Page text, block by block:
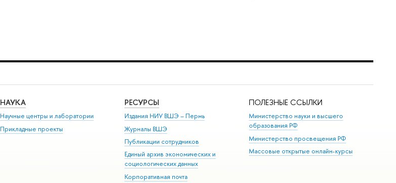
НАУКА
Научные центры и лаборатории
Прикладные проекты
РЕСУРСЫ
Издания НИУ ВШЭ ­– Пермь
Журналы ВШЭ
Публикации сотрудников
Единый архив экономических и
социологических данных
Корпоративная почта
ПОЛЕЗНЫЕ ССЫЛКИ
Министерство науки и высшего
образования РФ
Министерство просвещения РФ
Массовые открытые онлайн-курсы